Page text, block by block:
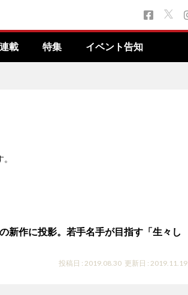
連載 特集 イベント告知
新作に投影。若手名手が目指す「生々し
投稿日 : 2019.08.30 更新日 : 2019.11.19